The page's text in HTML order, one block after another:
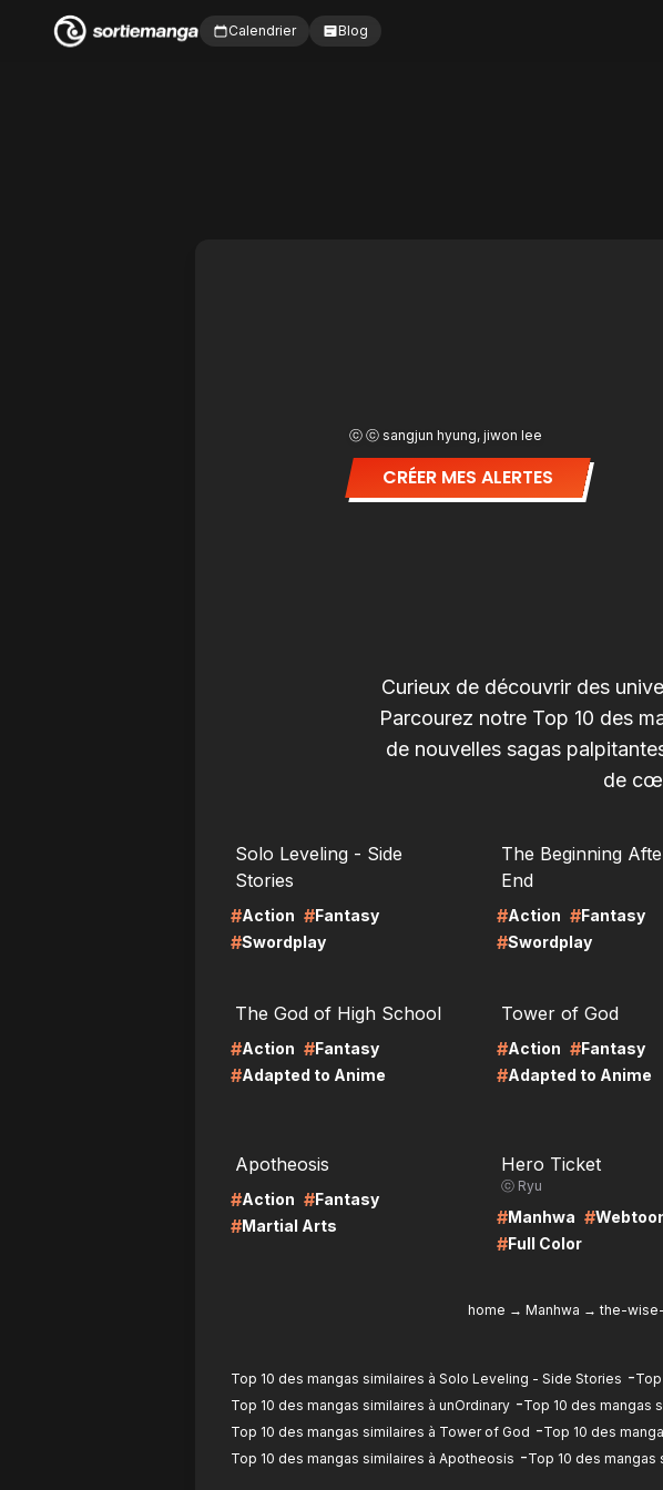
Calendrier Blog
ⓒ ⓒ sangjun hyung, jiwon lee
CRÉER MES ALERTES
Curieux de découvrir des
Parcourez notre Top 10 des
de nouvelles sagas
de
Solo Leveling - Side
Stories
#Action #Fantasy
#Swordplay
The Beginning
End
#Action #Fantasy
#Swordplay
The God of High School
#Action #Fantasy
#Adapted to Anime
Tower of God
#Action #Fantasy
#Adapted to Anime
Apotheosis
#Action #Fantasy
#Martial Arts
Hero Ticket
ⓒ Ryu
#Manhwa #
#Full Color
home → Manhwa → the-
Top 10 des mangas similaires à Solo Leveling - Side Stories -
Top 10 des mangas similaires à unOrdinary -Top 10 des mangas
Top 10 des mangas similaires à Tower of God -Top 10 des
Top 10 des mangas similaires à Apotheosis -Top 10 des